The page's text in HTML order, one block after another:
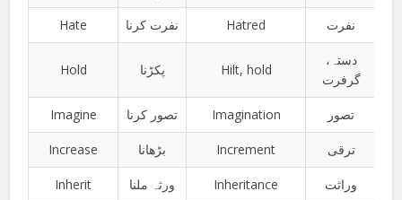
Hate نفرت کرنا Hatred نفرت
Hold پکڑنا Hilt, hold
دستہ،
گرفرت
Imagine تصور کرنا Imagination تصور
Increase بڑھانا Increment ترقی
Inherit ورثہ ملنا Inheritance وراثت